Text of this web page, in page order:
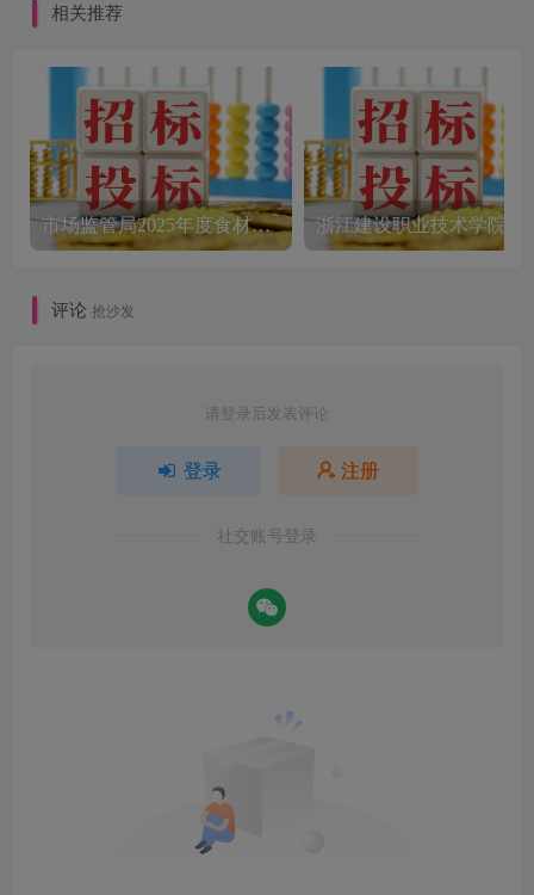
[舟山建银工程造价审查
相关推荐
市场监管局2025年度食材配送采购公告
评论 抢沙发
请登录后发表评论
登录 注册
社交账号登录